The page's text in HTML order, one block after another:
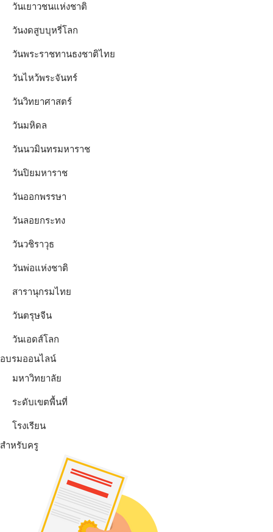
วันเยาวชนแห่งชาติ
วันงดสูบบุหรี่โลก
วันพระราชทานธงชาติไทย
วันไหว้พระจันทร์​
วันวิทยาศาสตร์
วันมหิดล
วันนวมินทรมหาราช
วันปิยมหาราช
วันออกพรรษา
วันลอยกระทง
วันวชิราวุธ
วันพ่อแห่งชาติ
สารานุกรมไทย
วันตรุษจีน
วันเอดส์โลก
อบรมออนไลน์
มหาวิทยาลัย
ระดับเขตพื้นที่
โรงเรียน
สำหรับครู